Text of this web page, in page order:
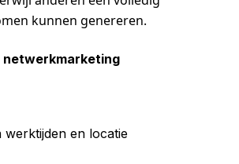
kunnen genereren.
netwerkmarketing
werktijden en locatie